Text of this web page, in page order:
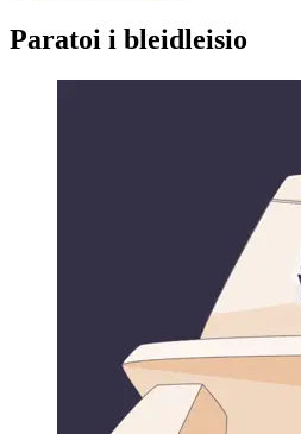
Paratoi i bleidleisio